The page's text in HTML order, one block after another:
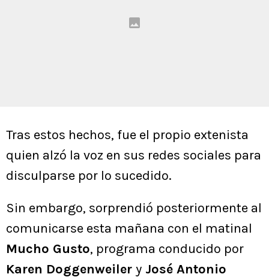
Tras estos hechos, fue el propio extenista
quien alzó la voz en sus redes sociales para
disculparse por lo sucedido.
Sin embargo, sorprendió posteriormente al
comunicarse esta mañana con el matinal
Mucho Gusto, programa conducido por
Karen Doggenweiler y José Antonio